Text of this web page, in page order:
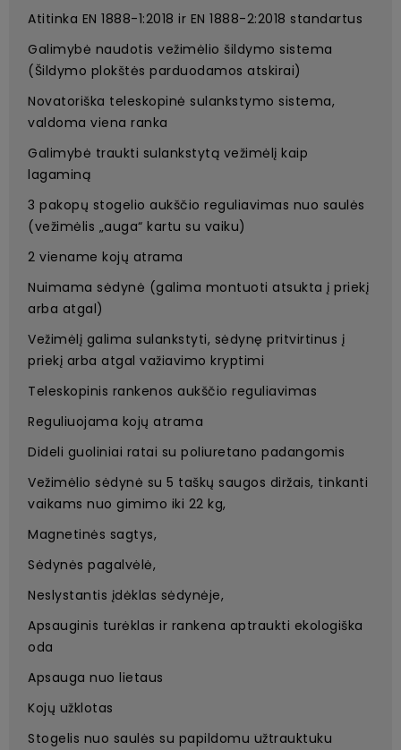
Atitinka EN 1888-1:2018 ir EN 1888-2:2018 standartus
Galimybė naudotis vežimėlio šildymo sistema
(Šildymo plokštės parduodamos atskirai)
Novatoriška teleskopinė sulankstymo sistema,
valdoma viena ranka
Galimybė traukti sulankstytą vežimėlį kaip
lagaminą
3 pakopų stogelio aukščio reguliavimas nuo saulės
(vežimėlis „auga“ kartu su vaiku)
2 viename kojų atrama
Nuimama sėdynė (galima montuoti atsukta į priekį
arba atgal)
Vežimėlį galima sulankstyti, sėdynę pritvirtinus į
priekį arba atgal važiavimo kryptimi
Teleskopinis rankenos aukščio reguliavimas
Reguliuojama kojų atrama
Dideli guoliniai ratai su poliuretano padangomis
Vežimėlio sėdynė su 5 taškų saugos diržais, tinkanti
vaikams nuo gimimo iki 22 kg,
Magnetinės sagtys,
Sėdynės pagalvėlė,
Neslystantis įdėklas sėdynėje,
Apsauginis turėklas ir rankena aptraukti ekologiška
oda
Apsauga nuo lietaus
Kojų užklotas
Stogelis nuo saulės su papildomu užtrauktuku